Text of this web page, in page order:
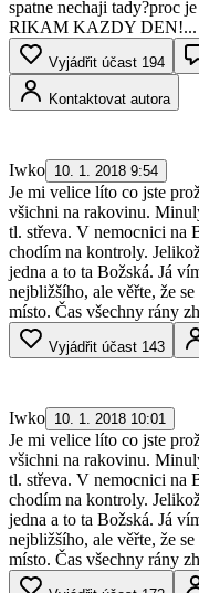
spatne nechaji tady?proc
RIKAM KAZDY
Vyjádřit účast 194
Kontaktovat autora
Iwko 10. 1. 2018 9:54
Je mi velice líto co jste
všichni na rakovinu.
tl. střeva. V nemocnici na
chodím na kontroly.
jedna a to ta Božská. Já
nejbližšího, ale věřte, že
místo. Čas všechny rány
Vyjádřit účast 143
Iwko 10. 1. 2018 10:01
Je mi velice líto co jste
všichni na rakovinu.
tl. střeva. V nemocnici na
chodím na kontroly.
jedna a to ta Božská. Já
nejbližšího, ale věřte, že
místo. Čas všechny rány